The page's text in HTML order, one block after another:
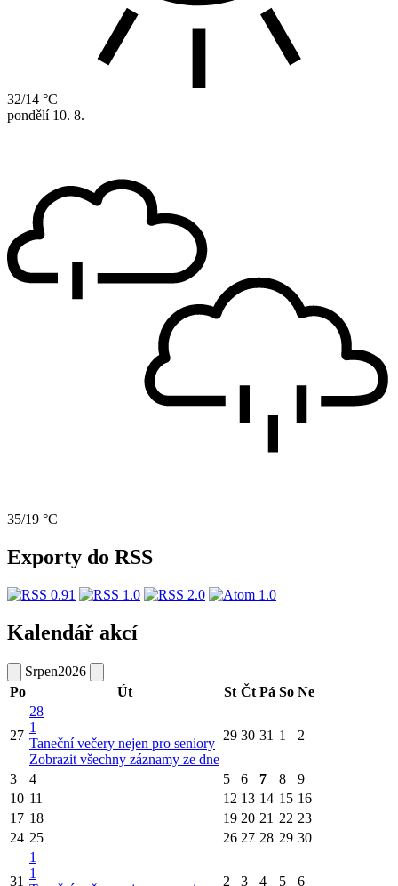
32/14 °C
pondělí 10. 8.
35/19 °C
Exporty do RSS
Kalendář akcí
Srpen2026
Po
Út St Čt Pá So Ne
27
28
1
Taneční večery nejen pro seniory
Zobrazit všechny záznamy ze dne
29 30 31 1 2
3 4 5 6 7 8
9
10 11 12 13 14 15 16
17 18 19 20 21 22 23
24 25 26 27 28 29 30
31
1
1
2 3 4 5 6